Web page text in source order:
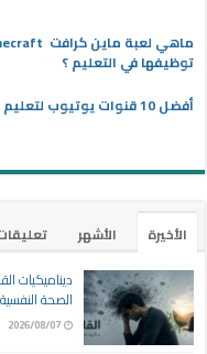
توظيفها في التعليم ؟
أفضل 10 قنوات يوتيوب لتعليم اللغة العربية للأطفال
الأخيرة الأشهر
ديناميكيات
الصحة
2026/08/07